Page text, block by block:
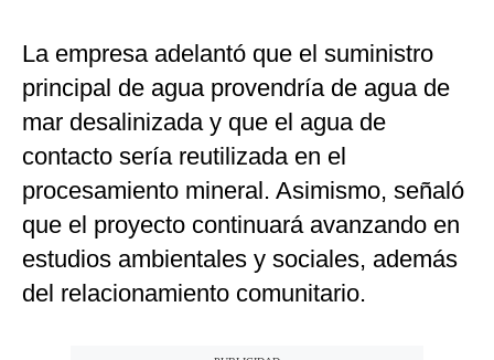
La empresa adelantó que el suministro
principal de agua provendría de agua de
mar desalinizada y que el agua de
contacto sería reutilizada en el
procesamiento mineral. Asimismo, señaló
que el proyecto continuará avanzando en
estudios ambientales y sociales, además
del relacionamiento comunitario.